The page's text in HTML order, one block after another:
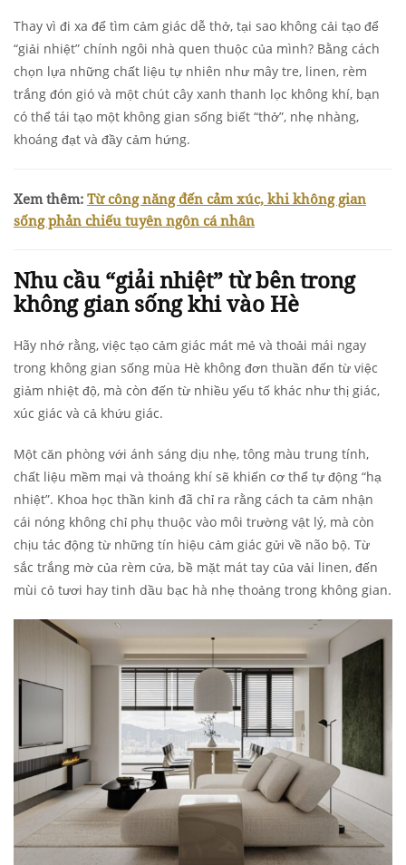
Thay vì đi xa để tìm cảm giác dễ thở, tại sao không cải tạo để
“giải nhiệt” chính ngôi nhà quen thuộc của mình? Bằng cách
chọn lựa những chất liệu tự nhiên như mây tre, linen, rèm
trắng đón gió và một chút cây xanh thanh lọc không khí, bạn
có thể tái tạo một không gian sống biết “thở”, nhẹ nhàng,
khoáng đạt và đầy cảm hứng.
Xem thêm: Từ công năng đến cảm xúc, khi không gian
sống phản chiếu tuyên ngôn cá nhân
Nhu cầu “giải nhiệt” từ bên trong
không gian sống khi vào Hè
Hãy nhớ rằng, việc tạo cảm giác mát mẻ và thoải mái ngay
trong không gian sống mùa Hè không đơn thuần đến từ việc
giảm nhiệt độ, mà còn đến từ nhiều yếu tố khác như thị giác,
xúc giác và cả khứu giác.
Một căn phòng với ánh sáng dịu nhẹ, tông màu trung tính,
chất liệu mềm mại và thoáng khí sẽ khiến cơ thể tự động “hạ
nhiệt”. Khoa học thần kinh đã chỉ ra rằng cách ta cảm nhận
cái nóng không chỉ phụ thuộc vào môi trường vật lý, mà còn
chịu tác động từ những tín hiệu cảm giác gửi về não bộ. Từ
sắc trắng mờ của rèm cửa, bề mặt mát tay của vải linen, đến
mùi cỏ tươi hay tinh dầu bạc hà nhẹ thoảng trong không gian.